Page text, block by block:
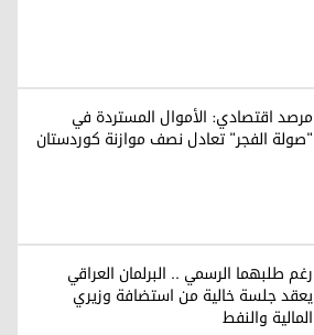
مرصد اقتصادي: الأموال المستردة في
"صولة الفجر" تعادل نصف موازنة كوردستان
رغم طلبهما الرسمي .. البرلمان العراقي
يعقد جلسة خالية من استضافة وزيري
المالية والنفط